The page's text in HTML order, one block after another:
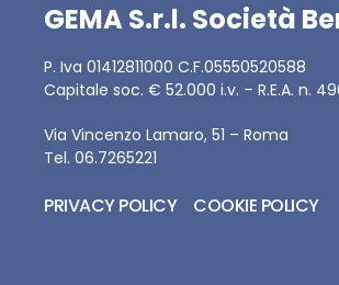
GEMA S.r.l. Società
P. Iva 01412811000 C.F.05550520588
Capitale soc. € 52.000 i.v. – R.E.A. n.
Via Vincenzo Lamaro, 51 – Roma
Tel. 06.7265221
PRIVACY POLICY COOKIE POLICY